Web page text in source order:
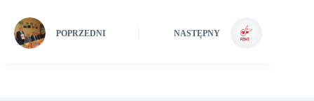
POPRZEDNI NASTĘPNY